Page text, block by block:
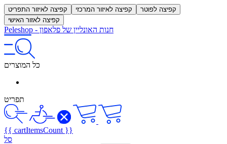
קפיצה לאיזור התפריט קפיצה לאיזור המרכזי
קפיצה לפוטר
קפיצה לאזור האישי
Peleshop - חנות האונליין של פלאפון
כל המוצרים
תפריט
{{ cartItemsCount }}
סל